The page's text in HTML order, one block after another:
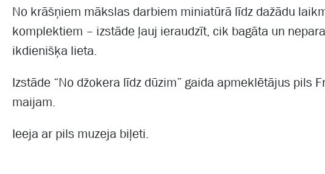
No krāšņiem mākslas darbiem miniatūrā līdz dažādu
komplektiem – izstāde ļauj ieraudzīt, cik bagāta un
ikdienišķa lieta.
Izstāde “No džokera līdz dūzim” gaida apmeklētājus pils
maijam.
Ieeja ar pils muzeja biļeti.